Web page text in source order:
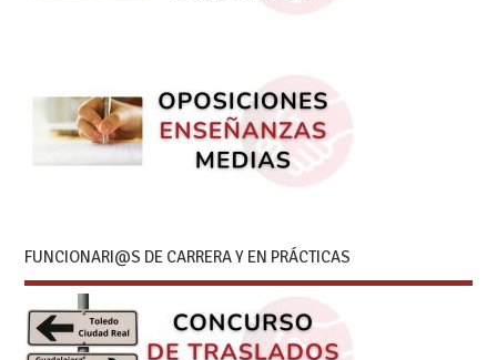
FUNCIONARI@S DE CARRERA Y EN PRÁCTICAS